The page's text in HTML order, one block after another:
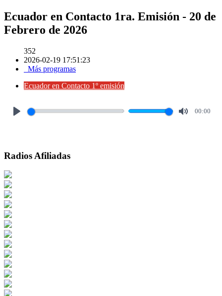
Ecuador en Contacto 1ra. Emisión - 20 de
Febrero de 2026
352
2026-02-19 17:51:23
Más programas
Ecuador en Contacto 1º emisión
00:00
Radios Afiliadas